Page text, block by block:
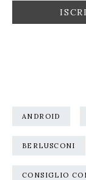
ANDROID
BERLUSCONI
CONSIGLIO